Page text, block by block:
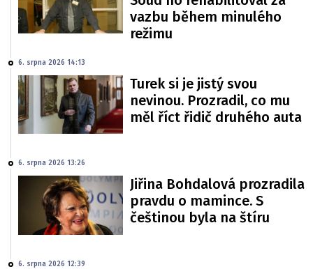
vazbu během minulého
režimu
6. srpna 2026 14:13
Turek si je jistý svou
nevinou. Prozradil, co mu
měl říct řidič druhého auta
6. srpna 2026 13:26
Jiřina Bohdalová prozradila
pravdu o mamince. S
češtinou byla na štíru
6. srpna 2026 12:39